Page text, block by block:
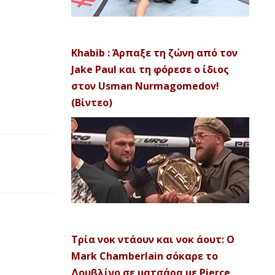
Khabib : Άρπαξε τη ζώνη από τον
Jake Paul και τη φόρεσε ο ίδιος
στον Usman Nurmagomedov!
(Βίντεο)
Τρία νοκ ντάουν και νοκ άουτ: Ο
Mark Chamberlain σόκαρε το